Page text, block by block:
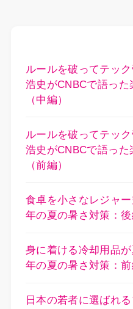
ルールを破ってテッ
浩史がCNBCで語っ
（中編）
ルールを破ってテッ
浩史がCNBCで語っ
（前編）
食卓を小さなレジャ
年の夏の暑さ対策：後
身に着ける冷却用品
年の夏の暑さ対策：前
日本の若者に選ばれ